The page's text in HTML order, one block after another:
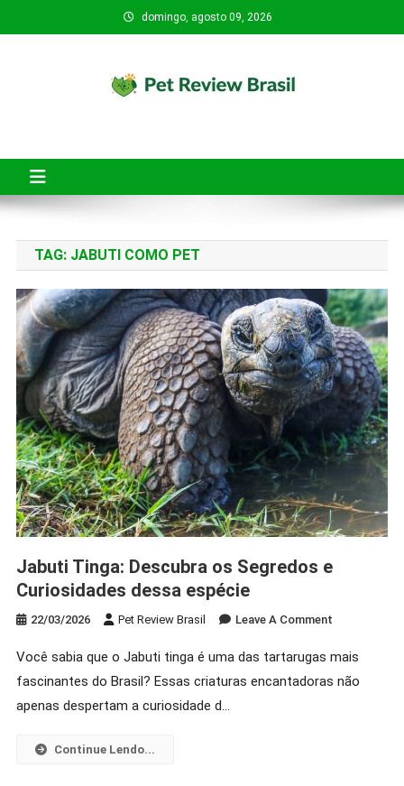
to
domingo, agosto 09, 2026
TAG: JABUTI COMO PET
Jabuti Tinga: Descubra os Segredos e
Curiosidades dessa espécie
22/03/2026 Pet Review Brasil Leave A CommentOn
Tinga:
Descubra
Você sabia que o Jabuti tinga é uma das tartarugas mais
fascinantes do Brasil? Essas criaturas encantadoras não
apenas despertam a curiosidade d…
Continue Lendo...